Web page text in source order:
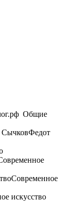
Общие
Федот
Современное